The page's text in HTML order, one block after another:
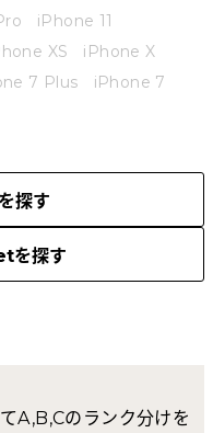
iPhone 11
XS
iPhone X
7 Plus
iPhone 7
探す
を探す
A,B,Cのランク分けを